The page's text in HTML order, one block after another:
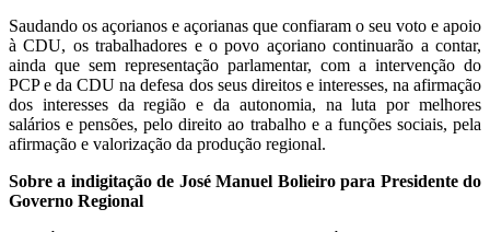
Saudando os açorianos e açorianas que confiaram o seu voto e apoio
à CDU, os trabalhadores e o povo açoriano continuarão a contar,
ainda que sem representação parlamentar, com a intervenção do
PCP e da CDU na defesa dos seus direitos e interesses, na afirmação
dos interesses da região e da autonomia, na luta por melhores
salários e pensões, pelo direito ao trabalho e a funções sociais, pela
afirmação e valorização da produção regional.
Sobre a indigitação de José Manuel Bolieiro para Presidente do
Governo Regional